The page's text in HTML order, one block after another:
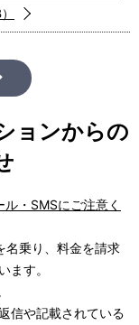
ョンからの
・SMSにご注意く
名乗り、料金を請求
ます。
信や記載されている